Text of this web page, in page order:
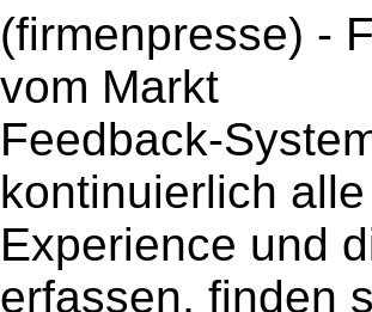
(firmenpresse) -
vom Markt
Feedback-
kontinuierlich
Experience und
erfassen, finden